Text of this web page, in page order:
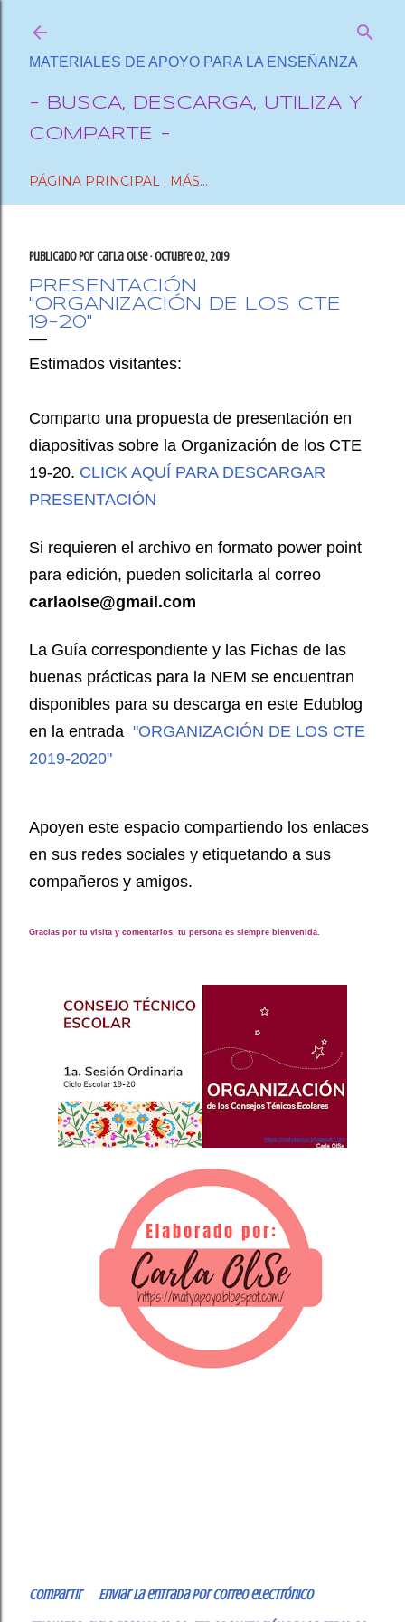
MATERIALES DE APOYO PARA LA ENSEÑANZA
- BUSCA, DESCARGA, UTILIZA Y
COMPARTE -
PÁGINA PRINCIPAL MÁS…
Publicado por Carla OlSe octubre 02, 2019
PRESENTACIÓN
"ORGANIZACIÓN DE LOS CTE
19-20"
Estimados visitantes:
Comparto una propuesta de presentación en
diapositivas sobre la Organización de los CTE
19-20. CLICK AQUÍ PARA DESCARGAR
PRESENTACIÓN
Si requieren el archivo en formato power point
para edición, pueden solicitarla al correo
carlaolse@gmail.com
La Guía correspondiente y las Fichas de las
buenas prácticas para la NEM se encuentran
disponibles para su descarga en este Edublog
en la entrada "ORGANIZACIÓN DE LOS CTE
2019-2020"
Apoyen este espacio compartiendo los enlaces
en sus redes sociales y etiquetando a sus
compañeros y amigos.
Gracias por tu visita y comentarios, tu persona es siempre bienvenida.
Compartir
Enviar la entrada por correo electrónico